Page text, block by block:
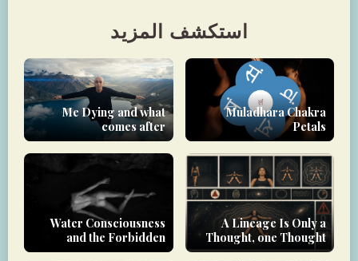
استكشف المزيد
Muladhara Chakra
Petals
Me Dying and what
comes after
A Lineage Is Only a
Thought, one Thought
Water Consciousness
and the Forbidden
Realm